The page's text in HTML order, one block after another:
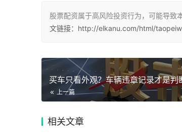
股票配资属于高风险投资行为，可能导致
文链接：http://elkanu.com/html/
上一篇
相关文章